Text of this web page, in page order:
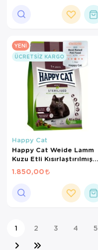
YENI
ÜCRETSIZ KARGO
Happy Cat
Happy Cat Weide Lamm
Kuzu Etli Kısırlaştırılmış
Kedi Maması 4kg
1.850,00
1 2 3 4 5